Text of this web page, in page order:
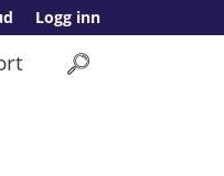
Logg inn